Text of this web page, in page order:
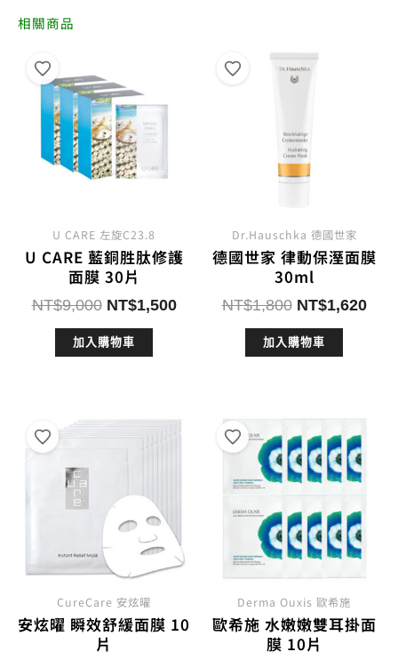
相關商品
U CARE 左旋C23.8
U CARE 藍銅胜肽修護
面膜 30片
NT$9,000 原
始
價
NT$1,500目
加入購物車
Dr.Hauschka 德國世家
德國世家 律動保溼面膜
30ml
NT$1,800 原
始
價
NT$1,620目
加入購物車
CureCare 安炫曜
安炫曜 瞬效舒緩面膜 10
片
Derma Ouxis 歐希施
歐希施 水嫩嫩雙耳掛面
膜 10片